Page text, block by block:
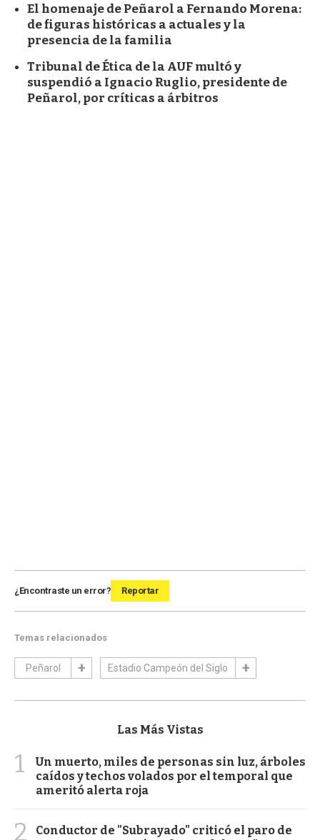
El homenaje de Peñarol a Fernando Morena:
de figuras históricas a actuales y la
presencia de la familia
Tribunal de Ética de la AUF multó y
suspendió a Ignacio Ruglio, presidente de
Peñarol, por críticas a árbitros
¿Encontraste un error? Reportar
Temas relacionados
Peñarol Estadio Campeón del Siglo
Las Más Vistas
1
Un muerto, miles de personas sin luz, árboles
caídos y techos volados por el temporal que
ameritó alerta roja
2
Conductor de "Subrayado" criticó el paro de